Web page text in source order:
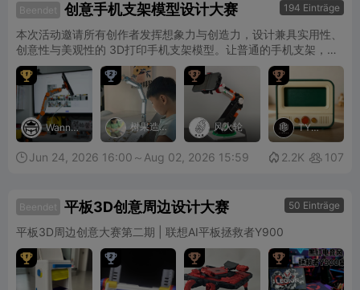
194 Einträge
Beendet 创意手机支架模型设计大赛
本次活动邀请所有创作者发挥想象力与创造力，设计兼具实用性、
创意性与美观性的 3D打印手机支架模型。让普通的手机支架，变
成每个人桌面上的亮点。
WannaR
un

树果造
物

风火轮

TY
Maker

 Jun 24, 2026 16:00～Aug 02, 2026 15:59  2.2K  107
50 Einträge
Beendet 平板3D创意周边设计大赛
平板3D周边创意大赛第二期 | 联想AI平板拯救者Y900
   